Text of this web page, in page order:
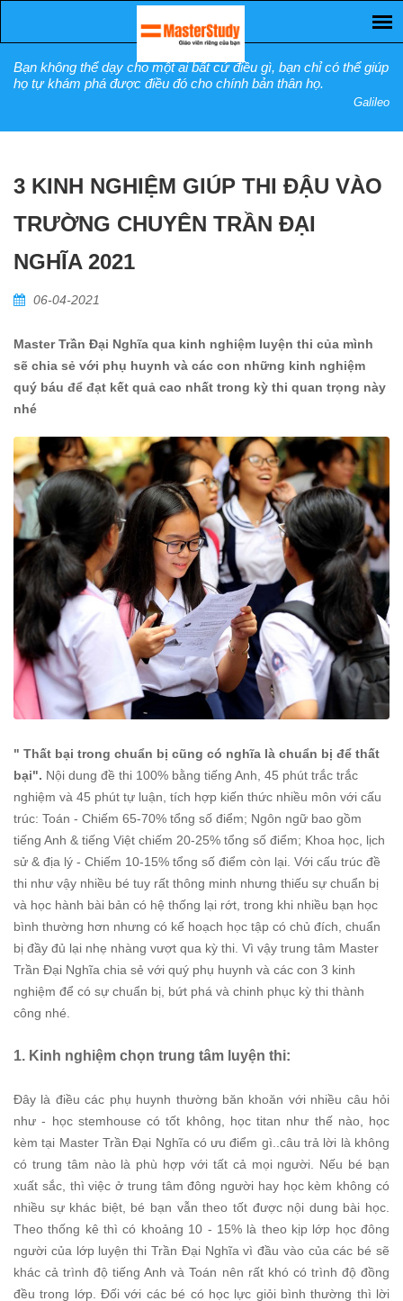
Bạn không thể dạy cho một ai bất cứ điều gì, bạn chỉ có thể giúp
họ tự khám phá được điều đó cho chính bản thân họ.
Galileo
3 KINH NGHIỆM GIÚP THI ĐẬU VÀO
TRƯỜNG CHUYÊN TRẦN ĐẠI
NGHĨA 2021
06-04-2021
Master Trần Đại Nghĩa qua kinh nghiệm luyện thi của mình
sẽ chia sẻ với phụ huynh và các con những kinh nghiệm
quý báu để đạt kết quả cao nhất trong kỳ thi quan trọng này
nhé
" Thất bại trong chuẩn bị cũng có nghĩa là chuẩn bị để thất
bại". Nội dung đề thi 100% bằng tiếng Anh, 45 phút trắc trắc
nghiệm và 45 phút tự luận, tích hợp kiến thức nhiều môn với cấu
trúc: Toán - Chiếm 65-70% tổng số điểm; Ngôn ngữ bao gồm
tiếng Anh & tiếng Việt chiếm 20-25% tổng số điểm; Khoa học, lịch
sử & địa lý - Chiếm 10-15% tổng số điểm còn lại. Với cấu trúc đề
thi như vậy nhiều bé tuy rất thông minh nhưng thiếu sự chuẩn bị
và học hành bài bản có hệ thống lại rớt, trong khi nhiều bạn học
bình thường hơn nhưng có kế hoạch học tập có chủ đích, chuẩn
bị đầy đủ lại nhẹ nhàng vượt qua kỳ thi. Vì vậy trung tâm Master
Trần Đại Nghĩa chia sẻ với quý phụ huynh và các con 3 kinh
nghiệm để có sự chuẩn bị, bứt phá và chinh phục kỳ thi thành
công nhé.
1. Kinh nghiệm chọn trung tâm luyện thi:
Đây là điều các phụ huynh thường băn khoăn với nhiều câu hỏi
như - học stemhouse có tốt không, học titan như thế nào, học
kèm tại Master Trần Đại Nghĩa có ưu điểm gì..câu trả lời là không
có trung tâm nào là phù hợp với tất cả mọi người. Nếu bé bạn
xuất sắc, thì việc ở trung tâm đông người hay học kèm không có
nhiều sự khác biệt, bé bạn vẫn theo tốt được nội dung bài học.
Theo thống kê thì có khoảng 10 - 15% là theo kịp lớp học đông
người của lớp luyện thi Trần Đại Nghĩa vì đầu vào của các bé sẽ
khác cả trình độ tiếng Anh và Toán nên rất khó có trình độ đồng
đều trong lớp. Đối với các bé có học lực giỏi bình thường thì lời